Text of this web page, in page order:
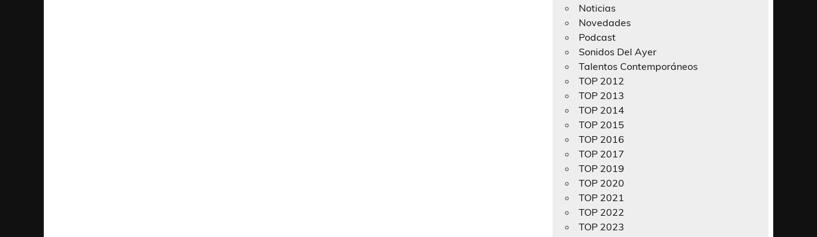
Noticias
Novedades
Podcast
Sonidos Del Ayer
Talentos Contemporáneos
TOP 2012
TOP 2013
TOP 2014
TOP 2015
TOP 2016
TOP 2017
TOP 2019
TOP 2020
TOP 2021
TOP 2022
TOP 2023